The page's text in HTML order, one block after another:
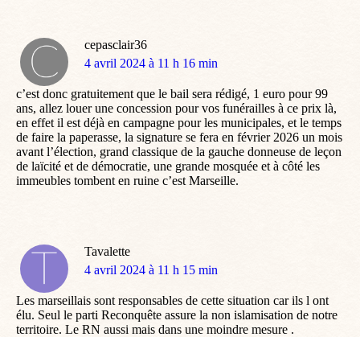
cepasclair36
dit
4 avril 2024 à 11 h 16 min
c’est donc gratuitement que le bail sera rédigé, 1 euro pour 99
ans, allez louer une concession pour vos funérailles à ce prix là,
en effet il est déjà en campagne pour les municipales, et le temps
de faire la paperasse, la signature se fera en février 2026 un mois
avant l’élection, grand classique de la gauche donneuse de leçon
de laïcité et de démocratie, une grande mosquée et à côté les
immeubles tombent en ruine c’est Marseille.
Tavalette
dit
4 avril 2024 à 11 h 15 min
Les marseillais sont responsables de cette situation car ils l ont
élu. Seul le parti Reconquête assure la non islamisation de notre
territoire. Le RN aussi mais dans une moindre mesure .